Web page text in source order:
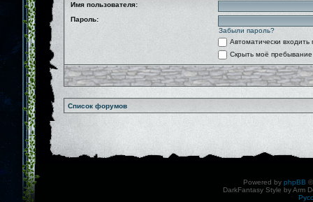
Имя пользователя:
Пароль:
Забыли пароль?
Автоматически
Скрыть моё
Список форумов
Powered by phpBB
DarkFantasy Style by Arm